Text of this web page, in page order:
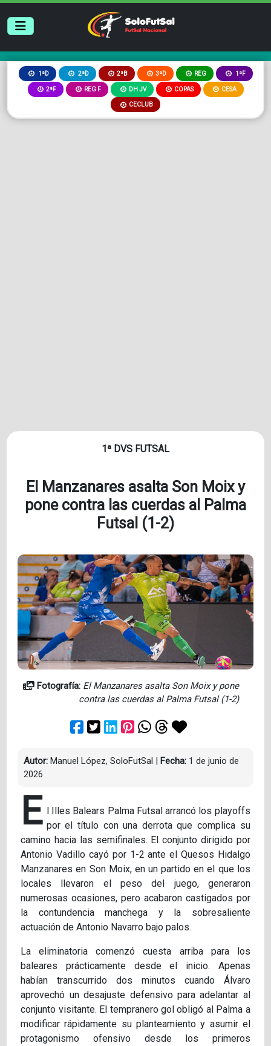
1ªD 2ªD 2ªB 3ªD REG 1ªF
2ªF REG F DH JV COPAS CESA
CECLUB
1ª DVS FUTSAL
El Manzanares asalta Son Moix y
pone contra las cuerdas al Palma
Futsal (1-2)
Fotografía: El Manzanares asalta Son Moix y pone
contra las cuerdas al Palma Futsal (1-2)
Autor: Manuel López, SoloFutSal | Fecha: 1 de junio de
2026
E l Illes Balears Palma Futsal arrancó los playoffs
por el título con una derrota que complica su
camino hacia las semifinales. El conjunto dirigido por
Antonio Vadillo cayó por 1-2 ante el Quesos Hidalgo
Manzanares en Son Moix, en un partido en el que los
locales llevaron el peso del juego, generaron
numerosas ocasiones, pero acabaron castigados por
la contundencia manchega y la sobresaliente
actuación de Antonio Navarro bajo palos.
La eliminatoria comenzó cuesta arriba para los
baleares prácticamente desde el inicio. Apenas
habían transcurrido dos minutos cuando Álvaro
aprovechó un desajuste defensivo para adelantar al
conjunto visitante. El tempranero gol obligó al Palma a
modificar rápidamente su planteamiento y asumir el
protagonismo ofensivo desde los primeros